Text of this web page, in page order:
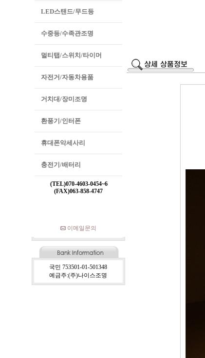
LED스탠드/무드등
수중등/수족관조명
멀티탭/스위치/타이머
자전거/자동차용품
거치대/장미조명
환풍기/인터폰
휴대폰악세사리
충전기/배터리
(TEL)070-4603-0454~6
(FAX)063-858-4747
이메일문의
국민 753501-01-501348
예금주:(주)나이스조명